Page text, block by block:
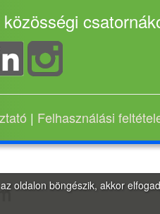
| Felhasználási
oldalon böngészik, akkor